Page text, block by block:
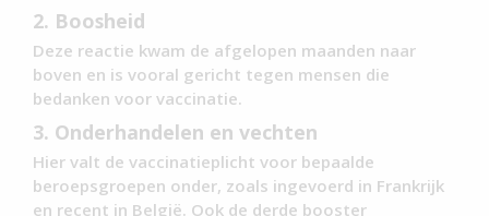
2. Boosheid
Deze reactie kwam de afgelopen maanden naar
boven en is vooral gericht tegen mensen die
bedanken voor vaccinatie.
3. Onderhandelen en vechten
Hier valt de vaccinatieplicht voor bepaalde
beroepsgroepen onder, zoals ingevoerd in Frankrijk
en recent in België. Ook de derde booster